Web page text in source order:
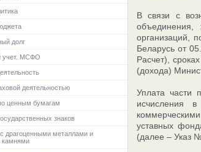
долг
учет. МСФО
деятельностью
ценным бумагам
знаков
драгоценными металлами и
камнями
В связи с
объединения,
организаций,
Беларусь от
Расчет),
(дохода)
Уплата части
исчисления
уставных
(далее – Указ